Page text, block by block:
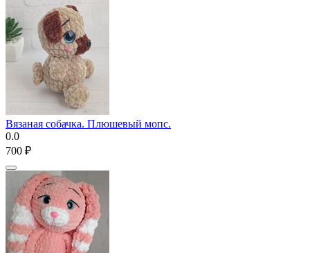
Вязаная собачка. Плюшевый мопс.
0.0
‍700‍ ₽